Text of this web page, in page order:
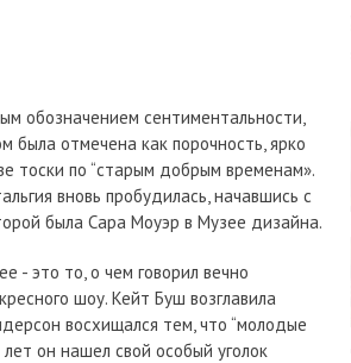
обозначением сентиментальности,
отмечена как порочность, ярко
тоски по “старым добрым временам».
вновь пробудилась, начавшись с
была Сара Моуэр в Музее дизайна.
- это то, о чем говорил вечно
шоу. Кейт Буш возглавила
восхищался тем, что “молодые
он нашел свой особый уголок